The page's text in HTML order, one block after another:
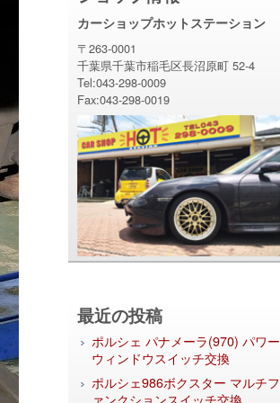
カーショップホットステーション
〒263-0001
千葉県千葉市稲毛区長沼原町 52-4
Tel:043-298-0009
Fax:043-298-0019
最近の投稿
ポルシェ パナメーラ(970) パワー
ウィンドウスイッチ交換
ポルシェ986ボクスター マルチフ
ァンクションスイッチ交換